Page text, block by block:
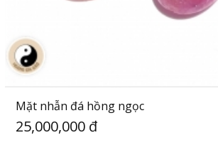
Mặt nhẫn đá hồng ngọc
25,000,000 đ